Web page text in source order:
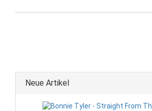
Neue Artikel